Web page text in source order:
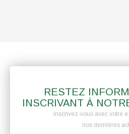
RESTEZ
INSCRIVANT À
Inscrivez-vous avec votre
nos dernières